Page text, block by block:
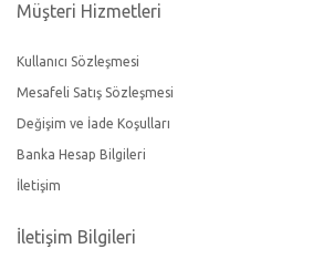
Müşteri Hizmetleri
Kullanıcı Sözleşmesi
Mesafeli Satış Sözleşmesi
Değişim ve İade Koşulları
Banka Hesap Bilgileri
İletişim
İletişim Bilgileri